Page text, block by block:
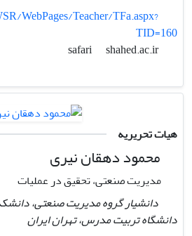
WebPages/Teacher/TFa.aspx?
TID=160
safari
shahed.ac.ir
هیات تحریریه
محمود دهقان نیری
مدیریت صنعتی، تحقیق در عملیات
دانشیار گروه مدیریت صنعتی،
دانشگاه تربیت مدرس، تهران ایران